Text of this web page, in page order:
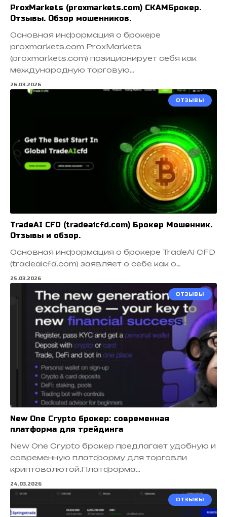
ProxMarkets (proxmarkets.com) СКАМБрокер.
Отзывы. Обзор мошенников.
Основная информация о брокере
proxmarkets.com ProxMarkets
(proxmarkets.com) позиционирует себя как
международную торговую…
26.03.2026
ОТЗЫВЫ
TradeAI CFD (tradeaicfd.com) Брокер Мошенник.
Отзывы и обзор.
Основная информация о брокере TradeAI CFD
(tradeaicfd.com) заявляет о себе как о…
25.03.2026
ОТЗЫВЫ
New One Crypto брокер: современная
платформа для трейдинга
New One Crypto брокер предлагает удобную и
современную платформу для торговли
криптовалютой.Платформа…
24.03.2026
ОТЗЫВЫ